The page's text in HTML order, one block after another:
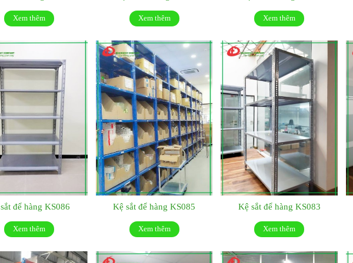
Xem thêm Xem thêm Xem thêm
để hàng KS086
Xem thêm
Kệ sắt để hàng KS085
Xem thêm
Kệ sắt để hàng KS083
Xem thêm